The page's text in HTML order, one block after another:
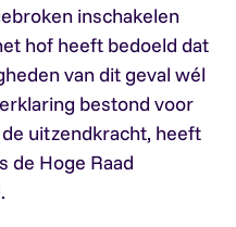
inschakelen
hof heeft bedoeld dat
van dit geval wél
bestond voor
uitzendkracht, heeft
de Hoge Raad